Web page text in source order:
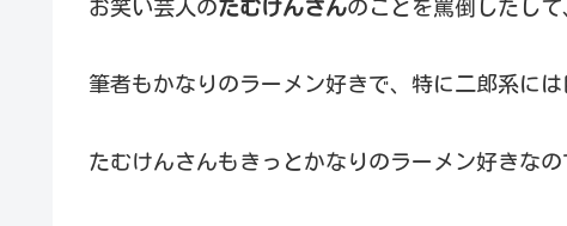
お笑い芸人のたむけんさんのことを罵倒したし
筆者もかなりのラーメン好きで、特に二郎系には
たむけんさんもきっとかなりのラーメン好きなの